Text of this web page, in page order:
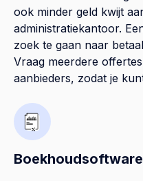
ook minder geld kwijt
administratiekantoor.
zoek te gaan naar
Vraag meerdere
aanbieders, zodat je